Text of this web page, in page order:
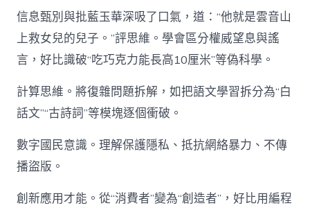
信息甄別與批藍玉華深吸了口氣，道：“他就是雲音山
上救女兒的兒子。”評思維。學會區分權威望息與謠
言，好比識破“吃巧克力能長高10厘米”等偽科學。
計算思維。將復雜問題拆解，如把語文學習拆分為“白
話文”“古詩詞”等模塊逐個衝破。
數字國民意識。理解保護隱私、抵抗網絡暴力、不傳
播盜版。
創新應用才能。從“消費者”變為“創造者”，好比用編程